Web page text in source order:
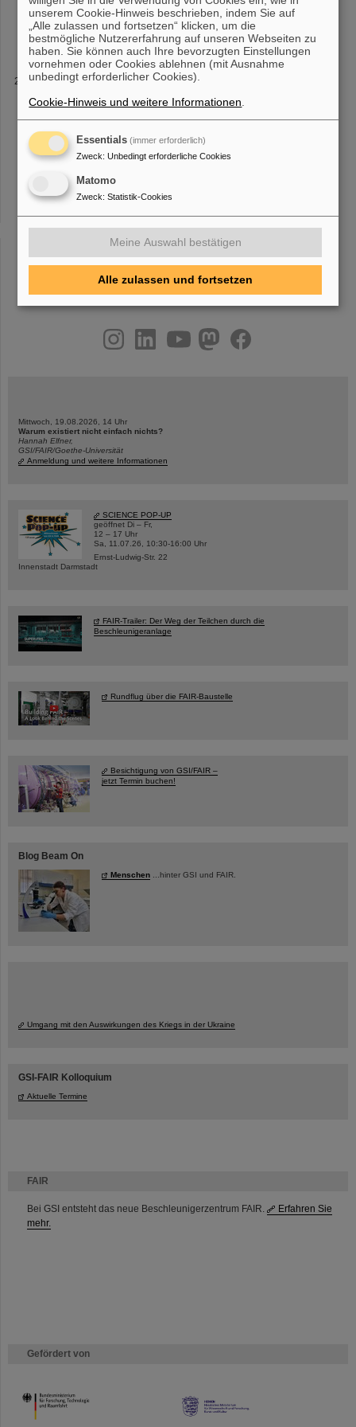
FAIR
Bei GSI entsteht das neue Beschleunigerzentrum FAIR.
Erfahren Sie
mehr.
Gefördert von
HMWK
29 - 30, 2021, Aachen, Germany DPG March 15 -19,2021, 0nline
GUM Online Workshops2021- Registration Form March 15 -
25,2021, Online 43rd
Presentations
PTCOG Boscolo 2022 (Poster) YIWS Kostyleva 2022 RRS Annual
NuSTAR_meeting_16_September_2020.pdf Biophysics
Colleaboration [...] Meeting 21-May-2019.pdf MEDICIS-Promed
« 1 2 3 4 5 6 7 8 9 10 .... »
youtubehelmholtz.socialfacebook
Mittwoch, 19.08.2026, 14 Uhr
Warum existiert nicht einfach nichts?
Hannah Elfner,
GSI/FAIR/Goethe-Universität
Anmeldung und weitere Informationen
SCIENCE POP-UP
geöffnet Di – Fr,
12 – 17 Uhr
Sa, 11.07.26, 10:30-16:00 Uhr
Ernst-Ludwig-Str. 22
Innenstadt Darmstadt
FAIR-Trailer: Der Weg der Teilchen durch die
Beschleunigeranlage
Rundflug über die FAIR-Baustelle
Besichtigung von GSI/FAIR –
jetzt Termin buchen!
Blog Beam On
Menschen ...hinter GSI und FAIR.
Umgang mit den Auswirkungen des Kriegs in der Ukraine
GSI-FAIR Kolloquium
Aktuelle Termine
unserem Cookie-Hinweis beschrieben, indem Sie auf
„Alle zulassen und fortsetzen“ klicken, um die
bestmögliche Nutzererfahrung auf unseren Webseiten zu
haben. Sie können auch Ihre bevorzugten Einstellungen
vornehmen oder Cookies ablehnen (mit Ausnahme
unbedingt erforderlicher Cookies).
Cookie-Hinweis und weitere Informationen
Essentials (immer erforderlich)
Zweck: Unbedingt erforderliche Cookies
Matomo
Zweck: Statistik-Cookies
Meine Auswahl bestätigen
Alle zulassen und fortsetzen